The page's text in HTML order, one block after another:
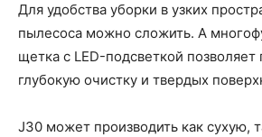
Для удобства уборки в узких
пылесоса можно сложить. А
щетка с LED-подсветкой позволяет
глубокую очистку и твердых
J30 может производить как сухую,